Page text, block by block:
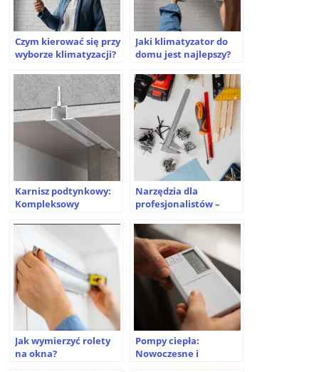
Czym kierować się przy
wyborze klimatyzacji?
Jaki klimatyzator do
domu jest najlepszy?
Karnisz podtynkowy:
Kompleksowy
nowoczesnym
rozwiązaniu dla
Twojego domu
Narzędzia dla
profesjonalistów –
pominąć?
Jak wymierzyć rolety
na okna?
Pompy ciepła:
Nowoczesne i